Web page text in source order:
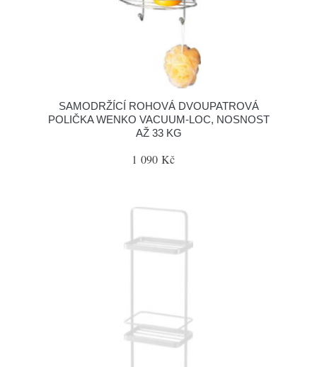
SAMODRŽÍCÍ ROHOVÁ DVOUPATROVÁ
POLIČKA WENKO VACUUM-LOC, NOSNOST
AŽ 33 KG
1 090 Kč